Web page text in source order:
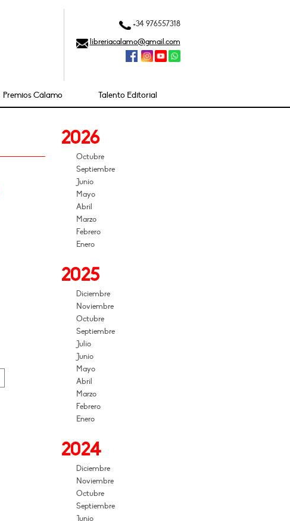
+34 976557318
libreriacalamo@gmail.com
Premios Cálamo Talento Editorial
2026
Octubre
Septiembre
Junio
Mayo
Abril
Marzo
Febrero
Enero
2025
Diciembre
Noviembre
Octubre
Septiembre
Julio
Junio
Mayo
Abril
Marzo
Febrero
Enero
2024
Diciembre
Noviembre
Octubre
Septiembre
Junio